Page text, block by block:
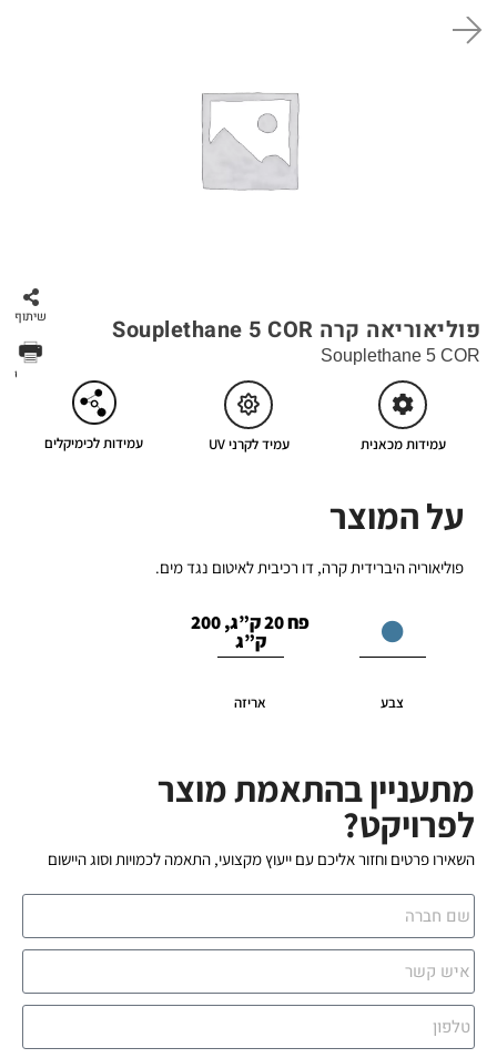
שיתוף פוליאוריאה קרה Souplethane 5 COR
הדפס
Souplethane 5 COR
עמידות מכאנית עמיד לקרני UV עמידות לכימיקלים
על המוצר
פוליאוריה היברידית קרה, דו רכיבית לאיטום נגד מים.
צבע
פח 20 ק”ג, 200
ק”ג
אריזה
מתעניין בהתאמת מוצר
לפרויקט?
השאירו פרטים וחזור אליכם עם ייעוץ מקצועי, התאמה לכמויות וסוג היישום